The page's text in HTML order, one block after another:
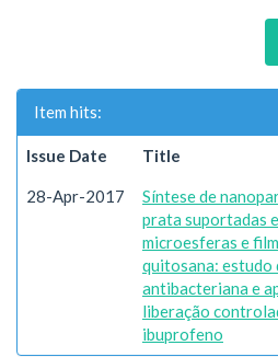
Item hits:
Issue Date Title
28-Apr-2017
Síntese de
prata suportadas
microesferas e
quitosana: estudo
antibacteriana e
liberação
ibuprofeno